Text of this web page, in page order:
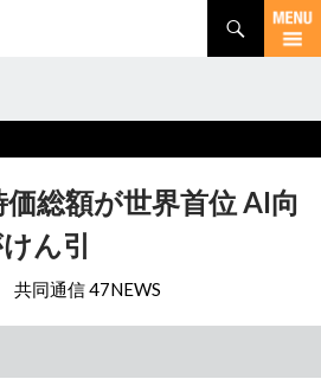
総額が世界首位 AI向
ん引
共同通信 47NEWS